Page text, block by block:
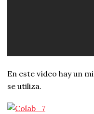
En este vídeo hay un
se utiliza.